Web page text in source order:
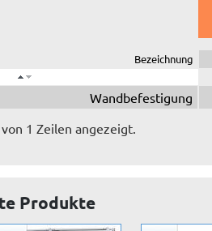
Bezeichnung
Wandbefestigung
1 Zeilen angezeigt.
Produkte